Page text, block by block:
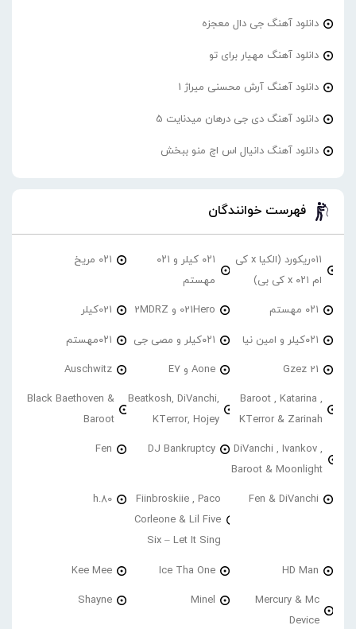
دانلود آهنگ جی دال معجزه
دانلود آهنگ مهیار برای تو
دانلود آهنگ آرش محسنی میراژ 1
دانلود آهنگ دی جی درهان میدنایت 5
دانلود آهنگ دانیال اس اچ منو ببخش
فهرست خوانندگان
۰۱۱ریکورد (الکیا x کی
ام ۰۲۱ x کی بی)
۰۲۱ کیلر و ۰۲۱
مهستم
۰۲۱ مریخ
۰۲۱ مهستم 021Hero و 2MDRZ 021کیلر
۰۲۱کیلر و امین نیا ۰۲۱کیلر و مصی جی ۰۲۱مهستم
21 Gzez Aone و E7 Auschwitz
Baroot , Katarina ,
KTerror & Zarinah
Beatkosh, DiVanchi,
KTerror, Hojey
Black Baethoven &
Baroot
DiVanchi , Ivankov ,
Baroot & Moonlight
DJ Bankruptcy
Fen
Fen & DiVanchi
Fiinbroskiie , Paco
Corleone & Lil Five
Six – Let It Sing
h.80
HD Man
Ice Tha One
Kee Mee
Mercury & Mc
Device
Minel
Shayne